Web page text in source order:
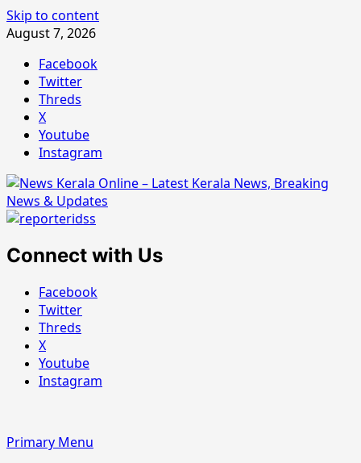
Skip to content
August 7, 2026
Facebook
Twitter
Threds
X
Youtube
Instagram
Connect with Us
Facebook
Twitter
Threds
X
Youtube
Instagram
Primary Menu